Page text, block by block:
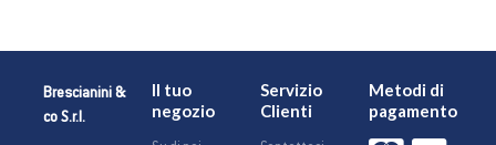
Brescianini &
co S.r.l.
Il tuo
negozio
Servizio
Clienti
Metodi di
pagamento